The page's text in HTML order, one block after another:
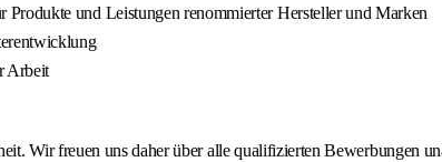
und Leistungen renommierter Hersteller und Marken
Arbeit
Wir freuen uns daher über alle qualifizierten Bewerbungen